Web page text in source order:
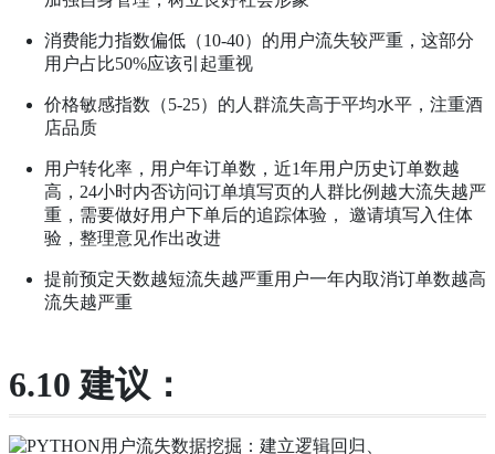
消费能力指数偏低（10-40）的用户流失较严重，这部分
用户占比50%应该引起重视
价格敏感指数（5-25）的人群流失高于平均水平，注重酒
店品质
用户转化率，用户年订单数，近1年用户历史订单数越
高，24小时内否访问订单填写页的人群比例越大流失越严
重，需要做好用户下单后的追踪体验， 邀请填写入住体
验，整理意见作出改进
提前预定天数越短流失越严重用户一年内取消订单数越高
流失越严重
6.10 建议：